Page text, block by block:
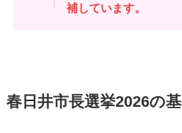
補しています。
春日井市長選挙2026の